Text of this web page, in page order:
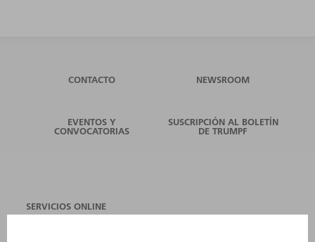
CONTACTO NEWSROOM
EVENTOS Y
CONVOCATORIAS
SUSCRIPCIÓN AL BOLETÍN
DE TRUMPF
SERVICIOS ONLINE